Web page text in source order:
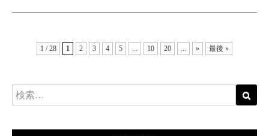
1 / 28 1 2 3 4 5 ... 10 20 ... » 最後 »